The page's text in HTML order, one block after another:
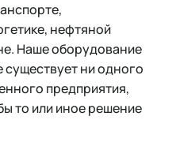
нефтяной
Наше оборудование
ни одного
предприятия,
то или иное решение